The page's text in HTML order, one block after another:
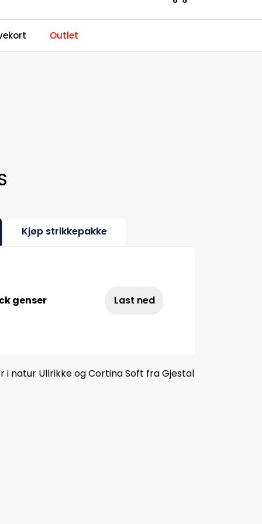
Kundeservice
Outlet
Kjøp strikkepakke
genser Last ned
i natur Ullrikke og Cortina Soft fra Gjestal